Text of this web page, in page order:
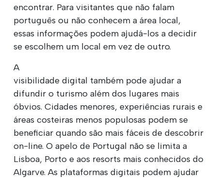
encontrar. Para visitantes que não falam
português ou não conhecem a área local,
essas informações podem ajudá-los a decidir
se escolhem um local em vez de outro.
A
visibilidade digital também pode ajudar a
difundir o turismo além dos lugares mais
óbvios. Cidades menores, experiências rurais e
áreas costeiras menos populosas podem se
beneficiar quando são mais fáceis de descobrir
on-line. O apelo de Portugal não se limita a
Lisboa, Porto e aos resorts mais conhecidos do
Algarve. As plataformas digitais podem ajudar